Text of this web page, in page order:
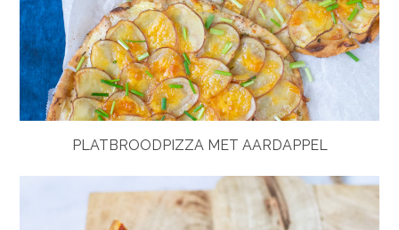
PLATBROODPIZZA MET AARDAPPEL